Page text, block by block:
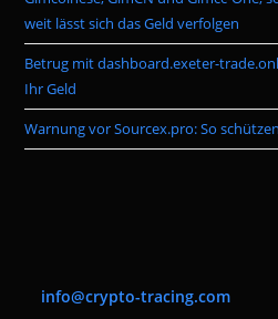
weit lässt sich das Geld verfolgen
Betrug mit dashboard.exeter-
Ihr Geld
Warnung vor Sourcex.pro: So
info@crypto-tracing.com